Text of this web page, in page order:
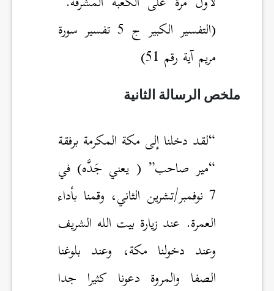
(التفسير الكبير ج 5 تفسير سورة
مريم آية رقم 51)
ملخص الرسالة الثانية
“لقد دخلنا إلى مكة المكرمة برفقة
“مير صاحب” ( يعني جَدَّه) في
7 نوفمبر/تشرين الثاني، وقمنا بأداء
العمرة. عند زيارة بيت الله الشريف
وعند دخولنا مكة، وعند بلوغنا
الصفا والمروة دعونا كثيرا جدا